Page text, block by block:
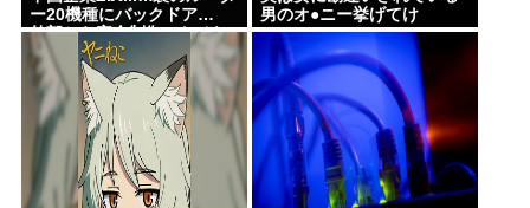
ー20機種にバックドア…
外部から完全制御のおそれ
男のオ●ニー挙げてけ